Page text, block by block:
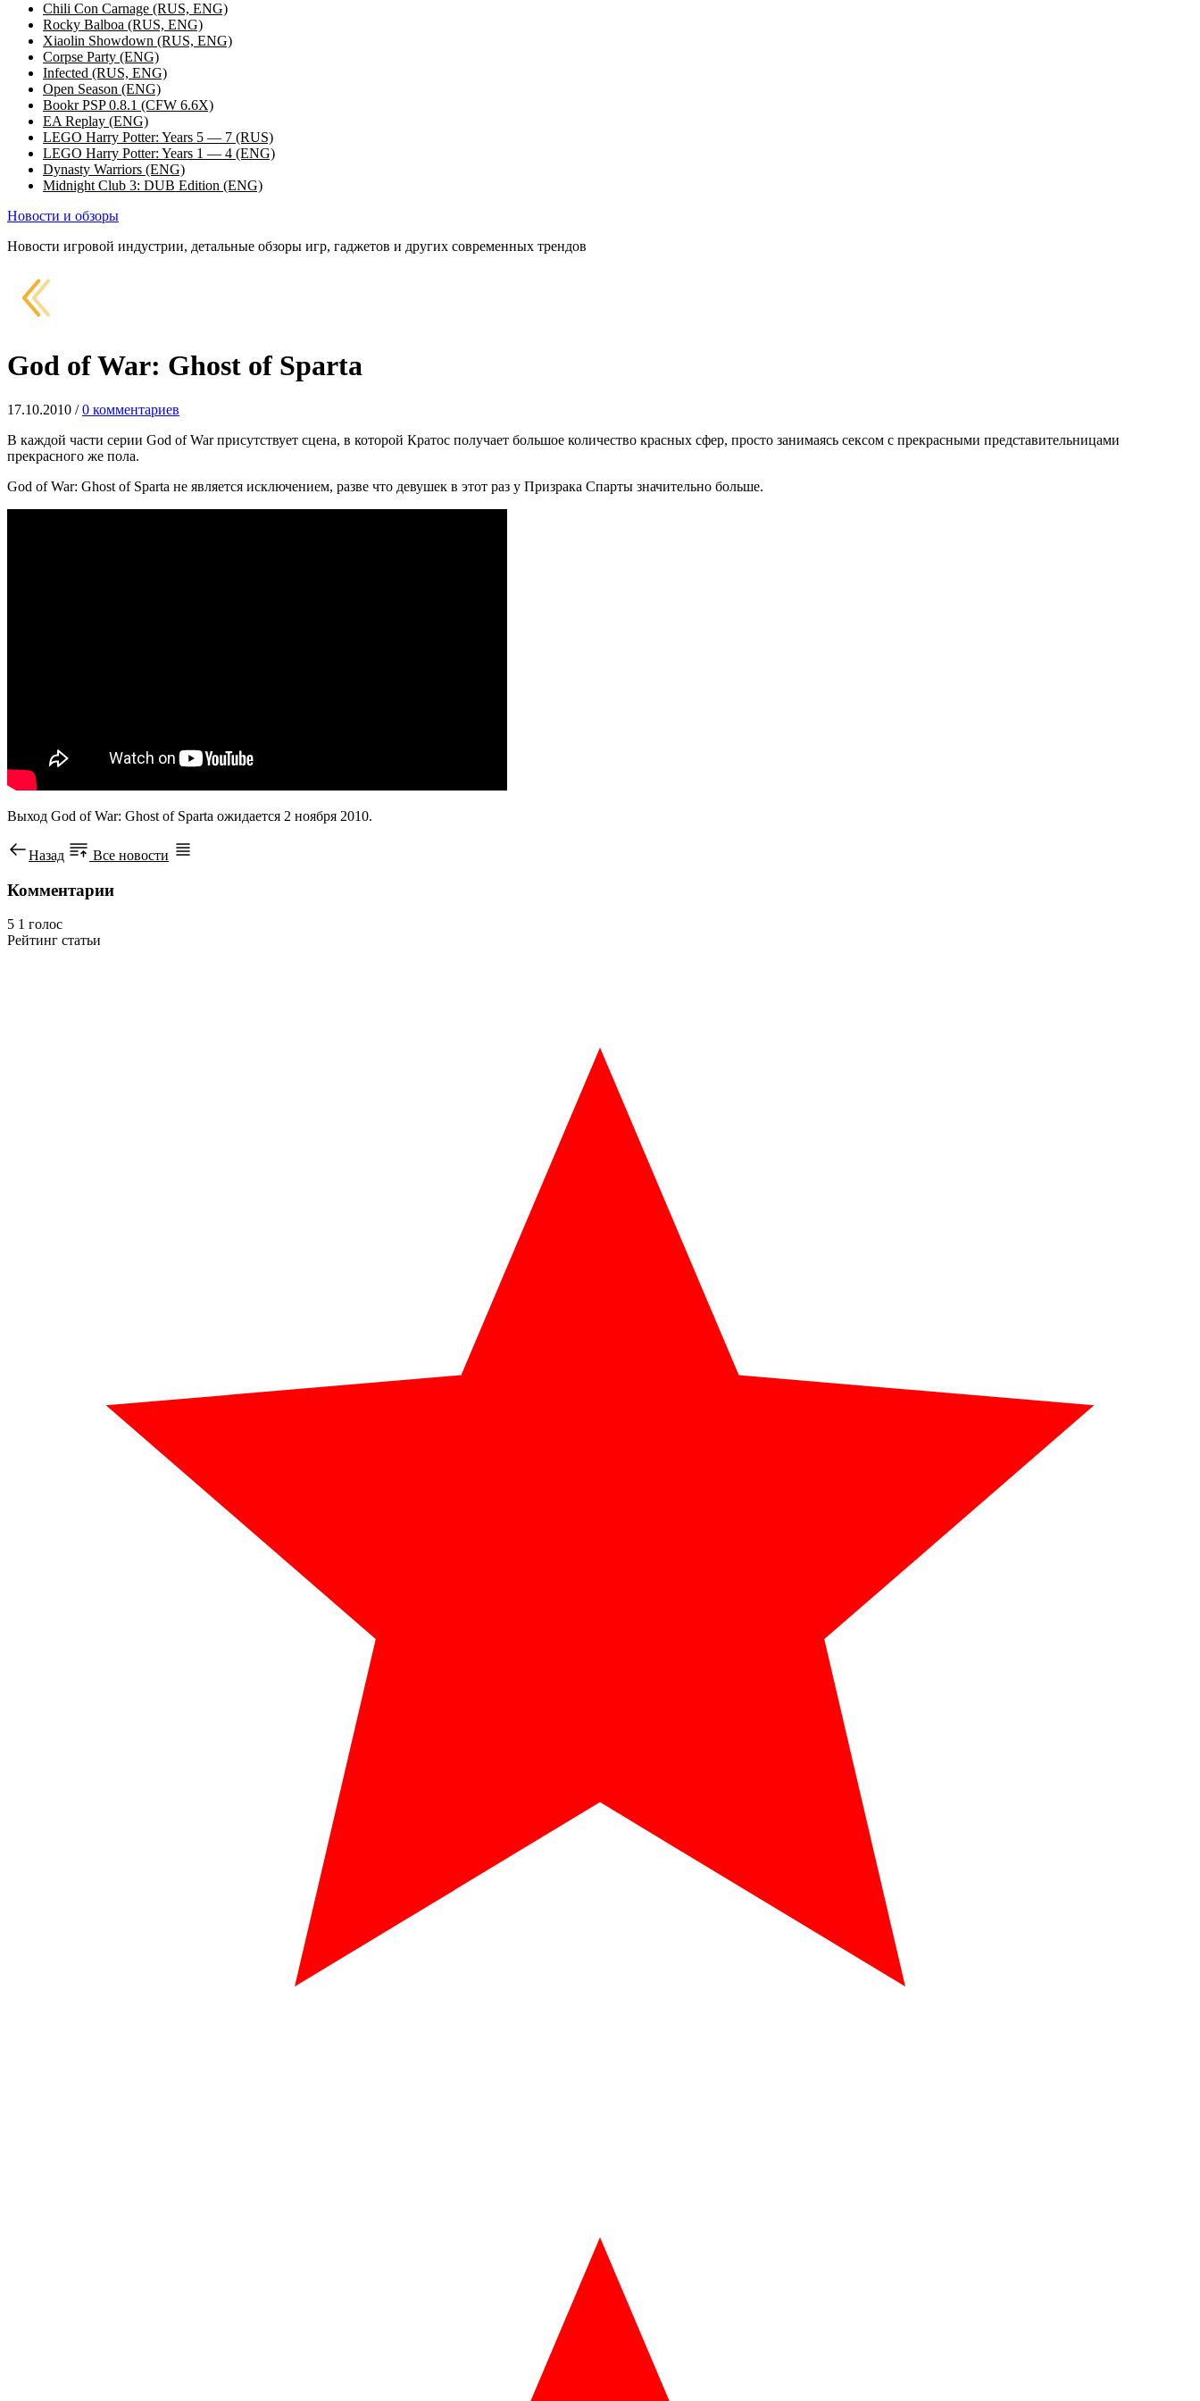
Chili Con Carnage (RUS, ENG)
Rocky Balboa (RUS, ENG)
Xiaolin Showdown (RUS, ENG)
Corpse Party (ENG)
Infected (RUS, ENG)
Open Season (ENG)
Bookr PSP 0.8.1 (CFW 6.6X)
EA Replay (ENG)
LEGO Harry Potter: Years 5 — 7 (RUS)
LEGO Harry Potter: Years 1 — 4 (ENG)
Dynasty Warriors (ENG)
Midnight Club 3: DUB Edition (ENG)
Новости и обзоры
Новости игровой индустрии, детальные обзоры игр, гаджетов и других современных трендов
God of War: Ghost of Sparta
17.10.2010 /0 комментариев
В каждой части серии God of War присутствует сцена, в которой Кратос получает большое количество красных сфер, просто занимаясь сексом с прекрасными представительницами
прекрасного же пола.
God of War: Ghost of Sparta не является исключением, разве что девушек в этот раз у Призрака Спарты значительно больше.
Выход God of War: Ghost of Sparta ожидается 2 ноября 2010.
Назад Все новости
Комментарии
5 1 голос
Рейтинг статьи